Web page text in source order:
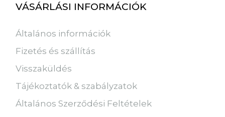
VÁSÁRLÁSI INFORMÁCIÓK
Általános információk
Fizetés és szállítás
Visszaküldés
Tájékoztatók & szabályzatok
Általános Szerződési Feltételek